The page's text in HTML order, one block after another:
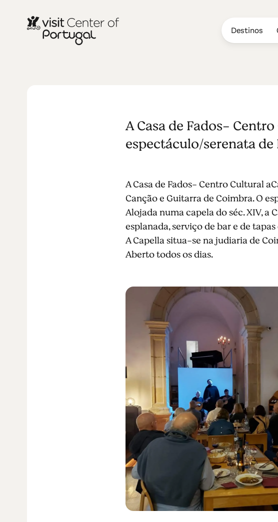
Destinos
aCapellaA Casa de Fados-
espectáculo/serenata de
A Casa de Fados- Centro Cultural
Canção e Guitarra de Coimbra. O
Alojada numa capela do séc. XIV, a
esplanada, serviço de bar e de
A Capella situa-se na judiaria de
Aberto todos os dias.